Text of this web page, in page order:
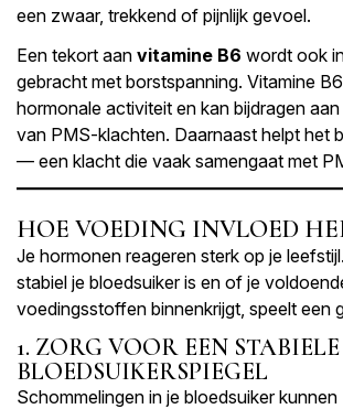
een zwaar, trekkend of pijnlijk gevoel.
Een tekort aan vitamine B6 wordt ook
gebracht met borstspanning. Vitamine
hormonale activiteit en kan bijdragen
van PMS-klachten. Daarnaast helpt het
— een klacht die vaak samengaat met
HOE VOEDING INVLOED
Je hormonen reageren sterk op je
stabiel je bloedsuiker is en of je
voedingsstoffen binnenkrijgt, speelt een
1. ZORG VOOR EEN STABIELE
BLOEDSUIKERSPIEGEL
Schommelingen in je bloedsuiker kunnen